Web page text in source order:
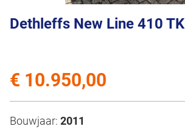
Dethleffs New Line 410 TK
€ 10.950,00
Bouwjaar: 2011